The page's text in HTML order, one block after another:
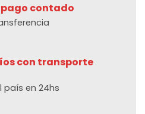
pago contado
con transporte
país en 24hs